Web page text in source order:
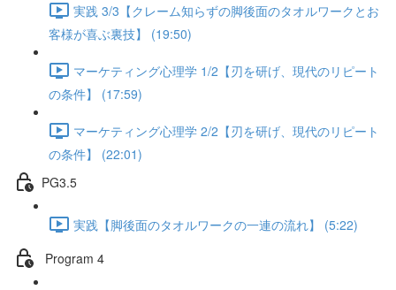
実践 3/3【クレーム知らずの脚後面のタオルワークとお
客様が喜ぶ裏技】 (19:50)
マーケティング心理学 1/2【刃を研げ、現代のリピート
の条件】 (17:59)
マーケティング心理学 2/2【刃を研げ、現代のリピート
の条件】 (22:01)
PG3.5
実践【脚後面のタオルワークの一連の流れ】 (5:22)
Program 4